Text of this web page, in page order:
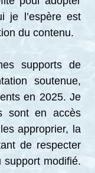
je l’espère est
du contenu.
supports de
soutenue,
en 2025. Je
sont en accès
approprier, la
de respecter
support modifié.